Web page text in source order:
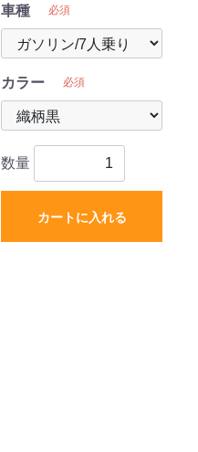
ー セット 織柄シリーズ
車種 必須
カラー 必須
数量
カートに入れる